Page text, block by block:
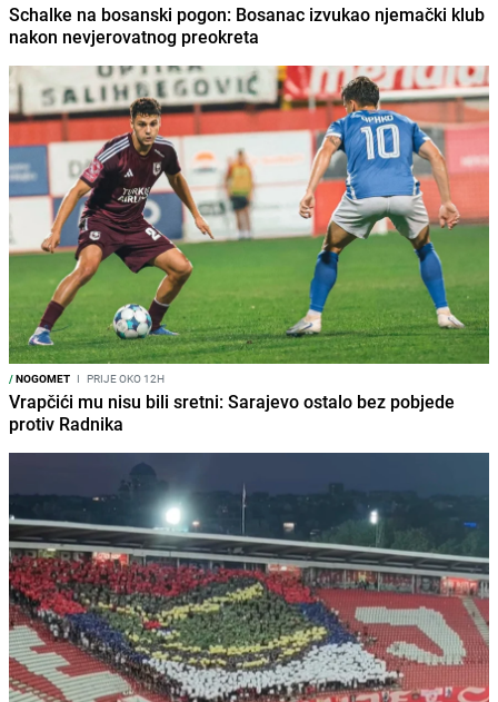
Schalke na bosanski pogon: Bosanac izvukao njemački klub
nakon nevjerovatnog preokreta
/NOGOMET I PRIJE OKO 12H
Vrapčići mu nisu bili sretni: Sarajevo ostalo bez pobjede
protiv Radnika